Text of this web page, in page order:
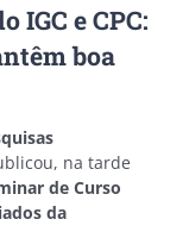
IGC e CPC:
boa
na tarde
de Curso
da